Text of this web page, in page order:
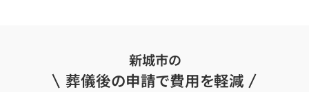
新城市の
葬儀後の申請で費用を軽減